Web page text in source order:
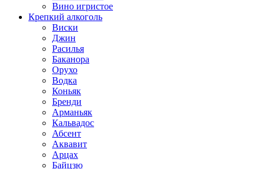
Вино игристое
Крепкий алкоголь
Виски
Джин
Расилья
Баканора
Орухо
Водка
Коньяк
Бренди
Арманьяк
Кальвадос
Абсент
Аквавит
Арцах
Байцзю